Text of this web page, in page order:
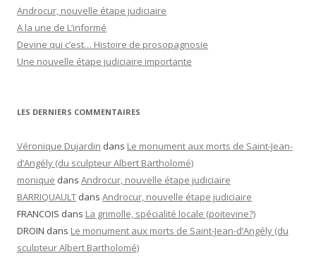
Androcur, nouvelle étape judiciaire
A la une de L’informé
Devine qui c’est… Histoire de prosopagnosie
Une nouvelle étape judiciaire importante
LES DERNIERS COMMENTAIRES
Véronique Dujardin dans Le monument aux morts de Saint-Jean-
d’Angély (du sculpteur Albert Bartholomé)
monique dans Androcur, nouvelle étape judiciaire
BARRIQUAULT dans Androcur, nouvelle étape judiciaire
FRANCOIS dans La grimolle, spécialité locale (poitevine?)
DROIN dans Le monument aux morts de Saint-Jean-d’Angély (du
sculpteur Albert Bartholomé)